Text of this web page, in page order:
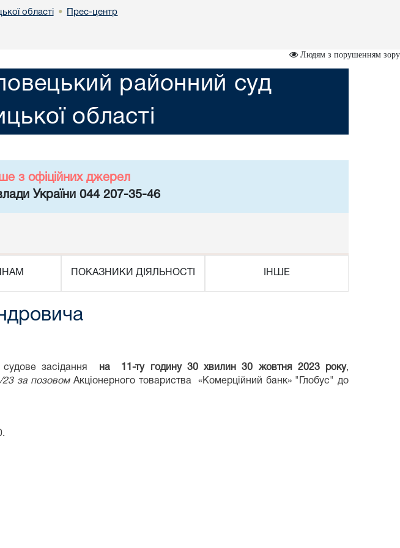
області • Прес-центр
Людям з порушенням зору
районний суд
області
з офіційних джерел
України 044 207-35-46
ПОКАЗНИКИ ДІЯЛЬНОСТІ ІНШЕ
засідання на 11-ту годину 30 хвилин 30 жовтня 2023 року,
23 за позовом Акціонерного товариства «Комерційний банк» "Глобус" до